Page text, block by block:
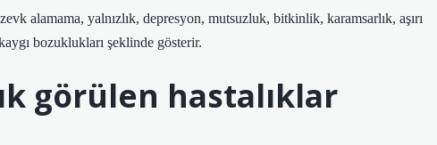
alamama, yalnızlık, depresyon, mutsuzluk, bitkinlik, karamsarlık, aşırı
bozuklukları şeklinde gösterir.
görülen hastalıklar